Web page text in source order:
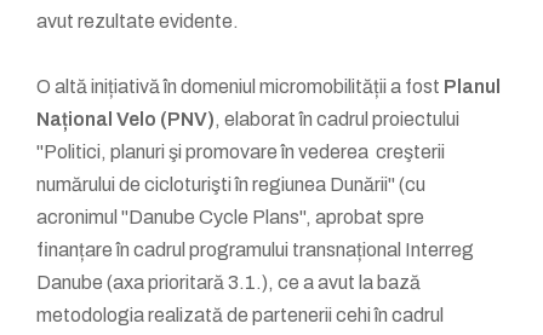
avut rezultate evidente.
O altă inițiativă în domeniul micromobilității a fost Planul
Național Velo (PNV), elaborat în cadrul proiectului
"Politici, planuri şi promovare în vederea creşterii
numărului de cicloturişti în regiunea Dunării" (cu
acronimul "Danube Cycle Plans", aprobat spre
finanțare în cadrul programului transnațional Interreg
Danube (axa prioritară 3.1.), ce a avut la bază
metodologia realizată de partenerii cehi în cadrul